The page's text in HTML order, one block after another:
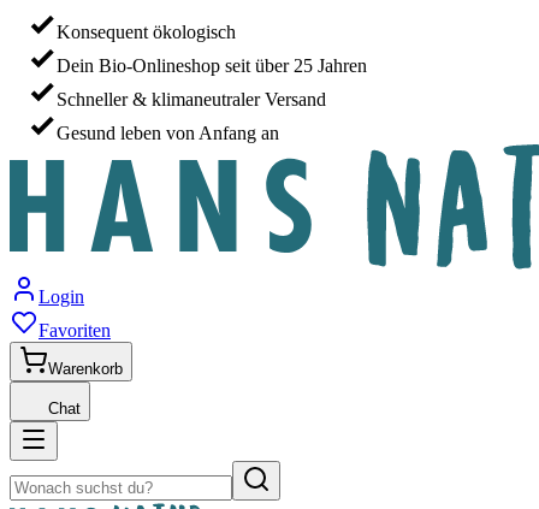
Konsequent ökologisch
Dein Bio-Onlineshop seit über 25 Jahren
Schneller & klimaneutraler Versand
Gesund leben von Anfang an
Login
Favoriten
Warenkorb
Chat